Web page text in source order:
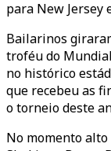
para New Jersey
Bailarinos
troféu do
no histórico
que recebeu as
o torneio deste
No momento